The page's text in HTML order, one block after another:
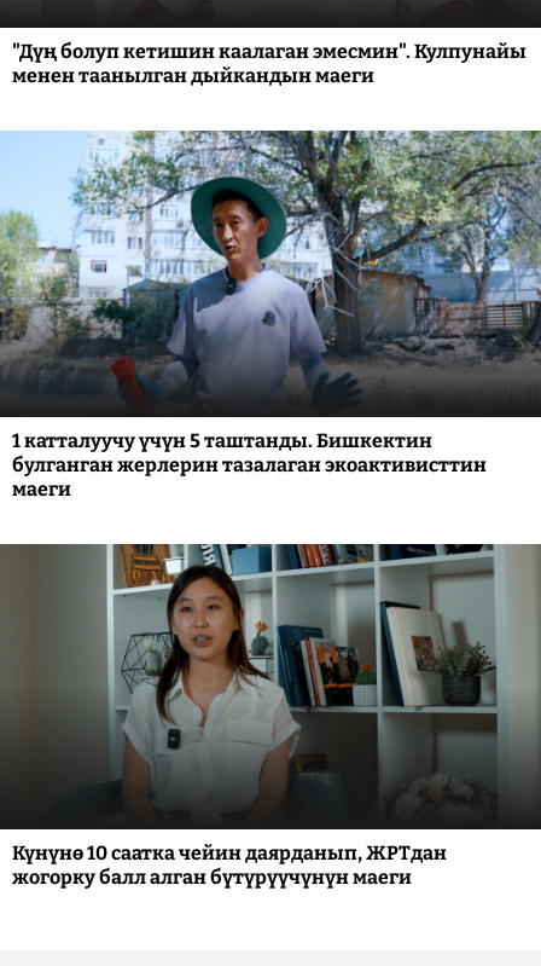
"Дүң болуп кетишин каалаган эмесмин". Кулпунайы
менен таанылган дыйкандын маеги
1 катталуучу үчүн 5 таштанды. Бишкектин
булганган жерлерин тазалаган экоактивисттин
маеги
Күнүнө 10 саатка чейин даярданып, ЖРТдан
жогорку балл алган бүтүрүүчүнүн маеги